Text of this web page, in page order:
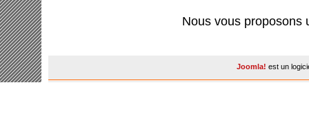
Nous vous proposons
Joomla! est un